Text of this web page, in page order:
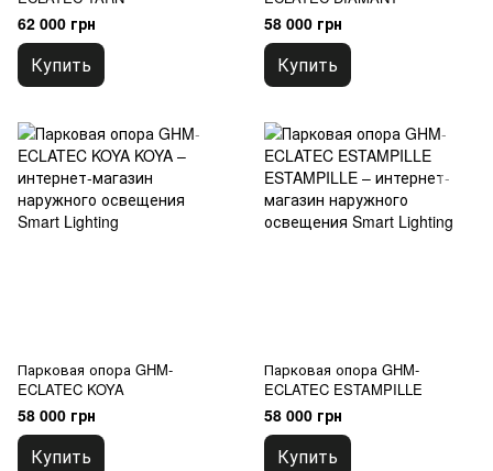
62 000 грн
Купить
58 000 грн
Купить
Парковая опора GHM-
ECLATEC KOYA
58 000 грн
Купить
Парковая опора GHM-
ECLATEC ESTAMPILLE
58 000 грн
Купить